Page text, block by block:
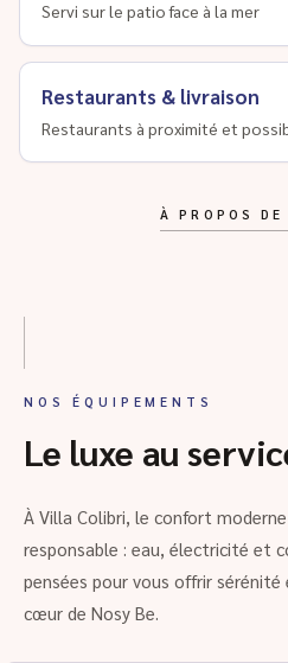
Servi sur le patio face à la mer
Restaurants & livraison
Restaurants à proximité et
À PROPOS DE
NOS ÉQUIPEMENTS
Le luxe au
À Villa Colibri, le confort
responsable : eau, électricité et
pensées pour vous offrir
cœur de Nosy Be.